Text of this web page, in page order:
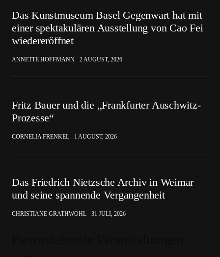
Das Kunstmuseum Basel Gegenwart hat mit
einer spektakulären Ausstellung von Cao Fei
wiedereröffnet
ANNETTE HOFFMANN 2 AUGUST, 2026
Fritz Bauer und die „Frankfurter Auschwitz-
Prozesse“
CORNELIA FRENKEL 1 AUGUST, 2026
Das Friedrich Nietzsche Archiv in Weimar
und seine spannende Vergangenheit
CHRISTIANE GRATHWOHL 31 JULI, 2026